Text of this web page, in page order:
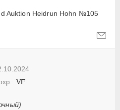
Auktion Heidrun Hohn №105
VF